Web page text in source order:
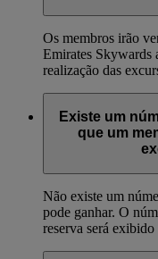
Os membros irão
Emirates Skywards
realização das
Existe um
que um
Não existe um
pode ganhar. O
reserva será